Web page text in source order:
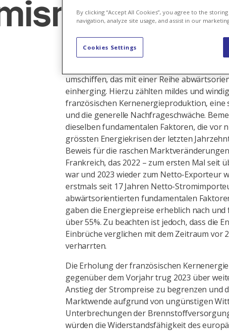
umschiffen, das mit einer Reihe
einherging. Hierzu zählten mildes und
französischen Kernenergieproduktion, eine
und die generelle Nachfrageschwäche.
dieselben fundamentalen Faktoren, die vor
grössten Energiekrisen der letzten
Beweis für die raschen
Frankreich, das 2022 – zum ersten Mal seit
war und 2023 wieder zum Netto-Exporteur
erstmals seit 17 Jahren Netto-
abwärtsorientierten fundamentalen
gaben die Energiepreise erheblich nach
über 55%. Zu beachten ist jedoch, dass die
Einbrüche verglichen mit dem Zeitraum vor
verharrten.
Die Erholung der französischen
gegenüber dem Vorjahr trug 2023 über
Anstieg der Strompreise zu begrenzen und
Marktwende aufgrund von ungünstigen
Unterbrechungen der
würden die Widerstandsfähigkeit des
By clicking “Accept All Cookies”, you agree to the
navigation, analyze site usage, and assist in our
Cookies Settings